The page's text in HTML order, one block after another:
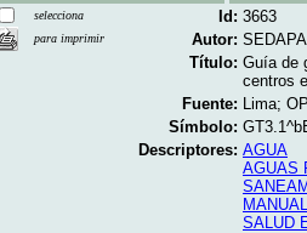
selecciona
para imprimir
Id: 3663
Autor:
Título: Guía de
centros
Fuente: Lima;
Símbolo:
Descriptores: AGUA
AGUAS
SALUD